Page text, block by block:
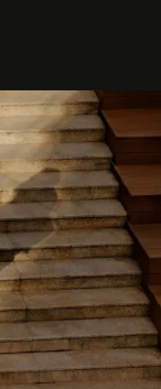
ferveur intacte.